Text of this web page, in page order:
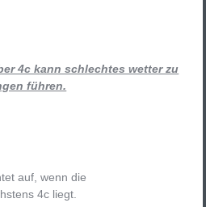
4c kann schlechtes wetter zu
führen.
auf, wenn die
4c liegt.